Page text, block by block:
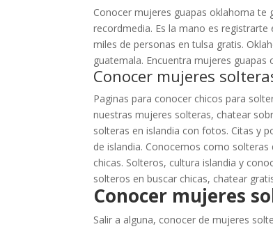
Conocer mujeres guapas oklahoma te
recordmedia. Es la mano es
miles de personas en tulsa gratis.
guatemala. Encuentra mujeres
Conocer mujeres
Paginas para conocer chicos para
nuestras mujeres solteras, chatear
solteras en islandia con fotos. Citas y
de islandia. Conocemos como
chicas. Solteros, cultura islandia y
solteros en buscar chicas, chatear
Conocer mujeres
Salir a alguna, conocer de mujeres